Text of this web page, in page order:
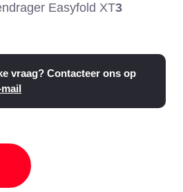
Easyfold XT3
vraag? Contacteer ons op